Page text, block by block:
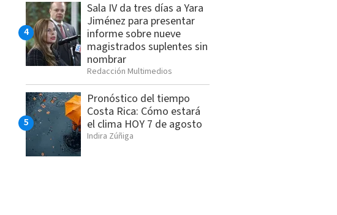
Sala IV da tres días a Yara
Jiménez para presentar
informe sobre nueve
magistrados suplentes sin
nombrar
Redacción Multimedios
Pronóstico del tiempo
Costa Rica: Cómo estará
el clima HOY 7 de agosto
Indira Zúñiga